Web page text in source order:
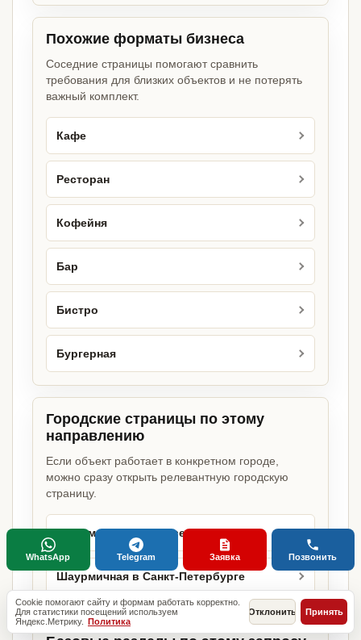
Похожие форматы бизнеса
Соседние страницы помогают сравнить
требования для близких объектов и не потерять
важный комплект.
Кафе
Ресторан
Кофейня
Бар
Бистро
Бургерная
Городские страницы по этому
направлению
Если объект работает в конкретном городе,
можно сразу открыть релевантную городскую
страницу.
Шаурмичная в Москве
Шаурмичная в Санкт-Петербурге
Cookie помогают сайту и формам работать корректно.
Для статистики посещений используем
Яндекс.Метрику. Политика
Отклонить Принять
WhatsApp Telegram Заявка Позвонить